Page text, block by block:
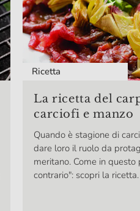
Ricetta
La ricetta del
carciofi e manzo
Quando è stagione di
dare loro il ruolo da
meritano. Come in questo
contrario": scopri la ricetta.